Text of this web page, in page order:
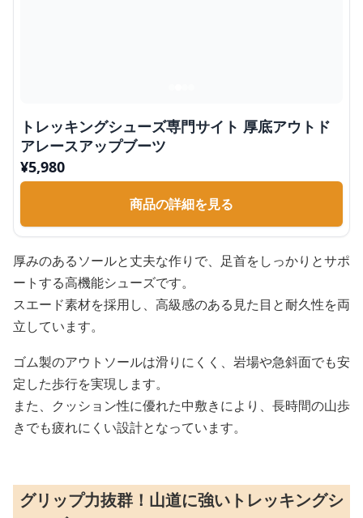
トレッキングシューズ専門サイト 厚底アウトド
アレースアップブーツ
¥5,980
商品の詳細を見る
厚みのあるソールと丈夫な作りで、足首をしっかりとサポ
ートする高機能シューズです。
スエード素材を採用し、高級感のある見た目と耐久性を両
立しています。
ゴム製のアウトソールは滑りにくく、岩場や急斜面でも安
定した歩行を実現します。
また、クッション性に優れた中敷きにより、長時間の山歩
きでも疲れにくい設計となっています。
グリップ力抜群！山道に強いトレッキングシ